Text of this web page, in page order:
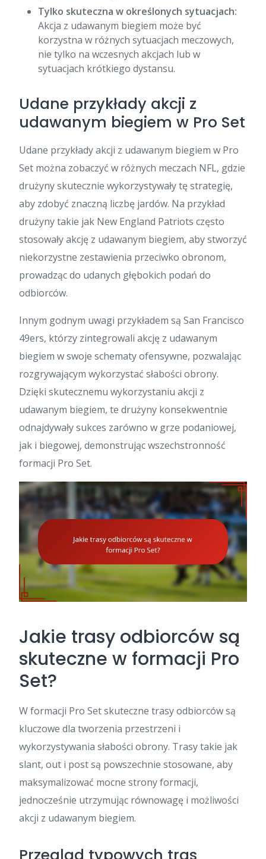
Tylko skuteczna w określonych sytuacjach:
Akcja z udawanym biegiem może być
korzystna w różnych sytuacjach meczowych,
nie tylko na wczesnych akcjach lub w
sytuacjach krótkiego dystansu.
Udane przykłady akcji z
udawanym biegiem w Pro Set
Udane przykłady akcji z udawanym biegiem w Pro
Set można zobaczyć w różnych meczach NFL, gdzie
drużyny skutecznie wykorzystywały tę strategię,
aby zdobyć znaczną liczbę jardów. Na przykład
drużyny takie jak New England Patriots często
stosowały akcję z udawanym biegiem, aby stworzyć
niekorzystne zestawienia przeciwko obronom,
prowadząc do udanych głębokich podań do
odbiorców.
Innym godnym uwagi przykładem są San Francisco
49ers, którzy zintegrowali akcję z udawanym
biegiem w swoje schematy ofensywne, pozwalając
rozgrywającym wykorzystać słabości obrony.
Dzięki skutecznemu wykorzystaniu akcji z
udawanym biegiem, te drużyny konsekwentnie
odnajdywały sukces zarówno w grze podaniowej,
jak i biegowej, demonstrując wszechstronność
formacji Pro Set.
Jakie trasy odbiorców są
skuteczne w formacji Pro
Set?
W formacji Pro Set skuteczne trasy odbiorców są
kluczowe dla tworzenia przestrzeni i
wykorzystywania słabości obrony. Trasy takie jak
slant, out i post są powszechnie stosowane, aby
maksymalizować mocne strony formacji,
jednocześnie utrzymując równowagę i możliwości
akcji z udawanym biegiem.